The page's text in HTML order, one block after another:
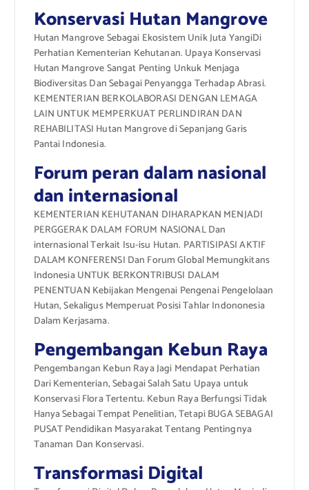
Konservasi Hutan Mangrove
Hutan Mangrove Sebagai Ekosistem Unik Juta YangiDi
Perhatian Kementerian Kehutanan. Upaya Konservasi
Hutan Mangrove Sangat Penting Unkuk Menjaga
Biodiversitas Dan Sebagai Penyangga Terhadap Abrasi.
KEMENTERIAN BERKOLABORASI DENGAN LEMAGA
LAIN UNTUK MEMPERKUAT PERLINDIRAN DAN
REHABILITASI Hutan Mangrove di Sepanjang Garis
Pantai Indonesia.
Forum peran dalam nasional
dan internasional
KEMENTERIAN KEHUTANAN DIHARAPKAN MENJADI
PERGGERAK DALAM FORUM NASIONAL Dan
internasional Terkait Isu-isu Hutan. PARTISIPASI AKTIF
DALAM KONFERENSI Dan Forum Global Memungkitans
Indonesia UNTUK BERKONTRIBUSI DALAM
PENENTUAN Kebijakan Mengenai Pengenai Pengelolaan
Hutan, Sekaligus Memperuat Posisi Tahlar Indononesia
Dalam Kerjasama.
Pengembangan Kebun Raya
Pengembangan Kebun Raya Jagi Mendapat Perhatian
Dari Kementerian, Sebagai Salah Satu Upaya untuk
Konservasi Flora Tertentu. Kebun Raya Berfungsi Tidak
Hanya Sebagai Tempat Penelitian, Tetapi BUGA SEBAGAI
PUSAT Pendidikan Masyarakat Tentang Pentingnya
Tanaman Dan Konservasi.
Transformasi Digital